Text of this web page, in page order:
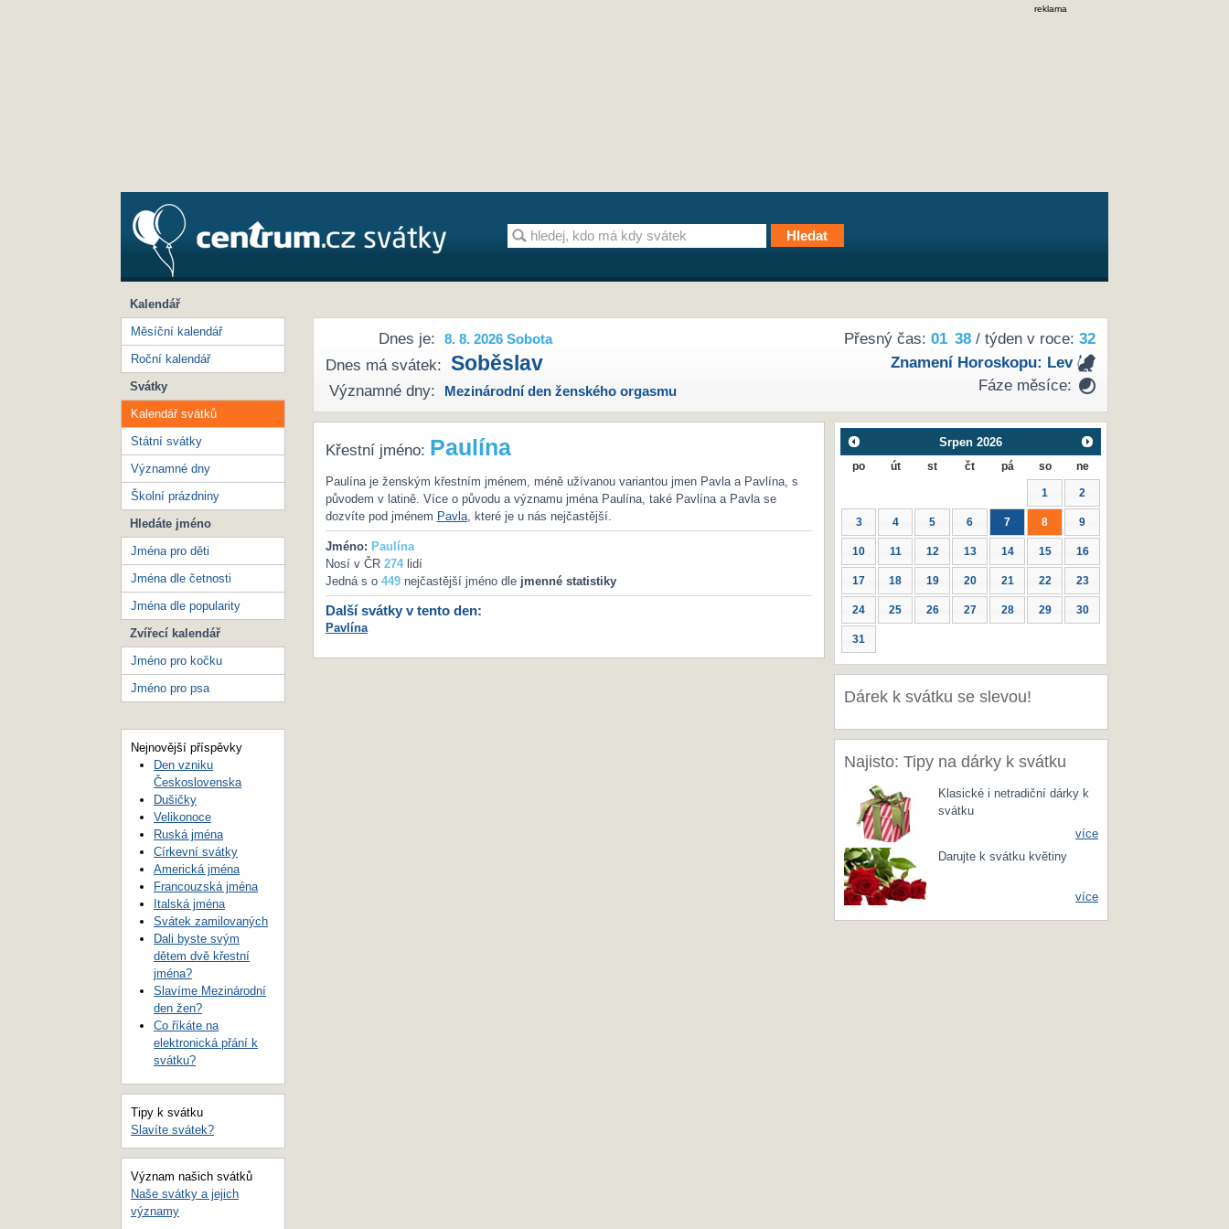
reklama
Přesný čas: 01 38/ týden v roce: 32
Znamení Horoskopu: Lev
Fáze měsíce:
Dnes je: 8. 8. 2026 Sobota
Dnes má svátek: Soběslav
Významné dny: Mezinárodní den ženského orgasmu
Křestní jméno: Paulína
Paulína je ženským křestním jménem, méně užívanou variantou jmen Pavla a Pavlína, s
původem v latině. Více o původu a významu jména Paulína, také Pavlína a Pavla se
dozvíte pod jménem Pavla, které je u nás nejčastější.
Jméno: Paulína
Nosí v ČR 274lidí
Jedná s o 449nejčastější jméno dle jmenné statistiky
Další svátky v tento den:
Pavlína
Srpen 2026
po út st čt pá so ne
1 2
3 4 5 6 7 8 9
10 11 12 13 14 15 16
17 18 19 20 21 22 23
24 25 26 27 28 29 30
31
Dárek k svátku se slevou!
Najisto: Tipy na dárky k svátku
Klasické i netradiční dárky k
svátku
více
Darujte k svátku květiny
více
Kalendář
Měsíční kalendář
Roční kalendář
Svátky
Kalendář svátků
Státní svátky
Významné dny
Školní prázdniny
Hledáte jméno
Jména pro děti
Jména dle četnosti
Jména dle popularity
Zvířecí kalendář
Jméno pro kočku
Jméno pro psa
Nejnovější příspěvky
Den vzniku
Československa
Dušičky
Velikonoce
Ruská jména
Církevní svátky
Americká jména
Francouzská jména
Italská jména
Svátek zamilovaných
Dali byste svým
dětem dvě křestní
jména?
Slavíme Mezinárodní
den žen?
Co říkáte na
elektronická přání k
svátku?
Tipy k svátku
Slavíte svátek?
Význam našich svátků
Naše svátky a jejich
významy